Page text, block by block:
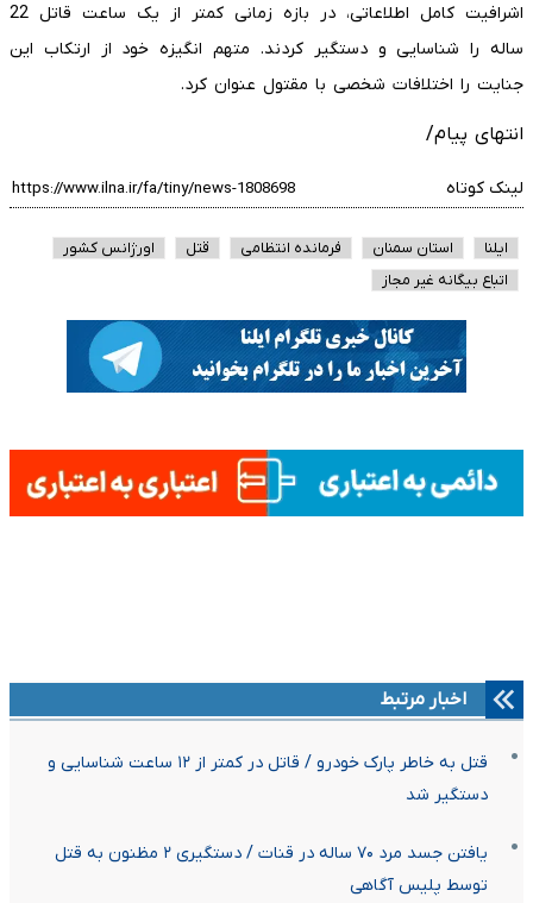
اشرافیت کامل اطلاعاتی، در بازه زمانی کمتر از یک ساعت قاتل 22
ساله را شناسایی و دستگیر کردند. متهم انگیزه خود از ارتکاب این
جنایت را اختلافات شخصی با مقتول عنوان کرد.
انتهای پیام/
لینک کوتاه
ایلنا استان سمنان فرمانده انتظامی قتل
اورژانس کشور
اتباع بیگانه غیر مجاز
اخبار مرتبط
قتل به خاطر پارک خودرو / قاتل در کمتر از ۱۲ ساعت شناسایی و
دستگیر شد
یافتن جسد مرد ۷۰ ساله در قنات / دستگیری ۲ مظنون به قتل
توسط پلیس آگاهی